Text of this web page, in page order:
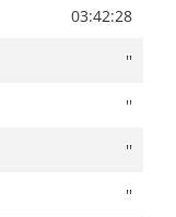
03:42:28
''
''
''
''
03:55:02
+ 00:10
''
+ 00:14
+ 00:15